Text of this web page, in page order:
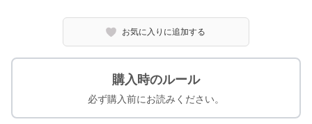
お気に入りに追加する
購入時のルール
必ず購入前にお読みください。